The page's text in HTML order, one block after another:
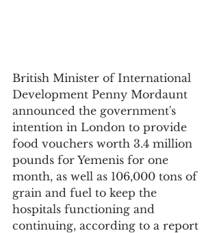
British Minister of International
Development Penny Mordaunt
announced the government's
intention in London to provide
food vouchers worth 3.4 million
pounds for Yemenis for one
month, as well as 106,000 tons of
grain and fuel to keep the
hospitals functioning and
continuing, according to a report